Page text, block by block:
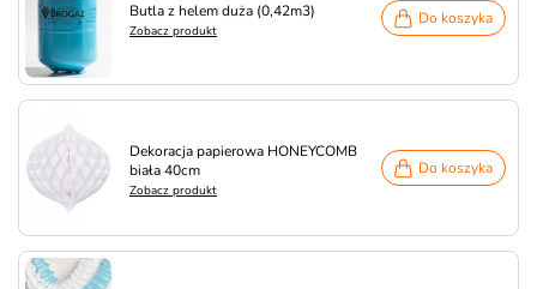
Butla z helem duża (0,42m3)
Zobacz produkt
Do koszyka
Dekoracja papierowa HONEYCOMB
biała 40cm
Zobacz produkt
Do koszyka